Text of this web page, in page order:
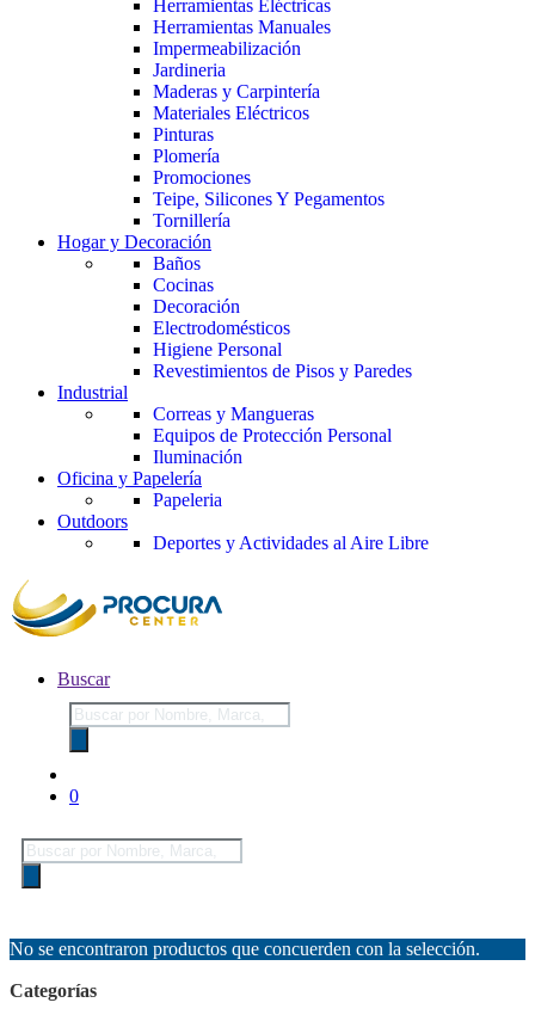
Herramientas Eléctricas
Herramientas Manuales
Impermeabilización
Jardineria
Maderas y Carpintería
Materiales Eléctricos
Pinturas
Plomería
Promociones
Teipe, Silicones Y Pegamentos
Tornillería
Hogar y Decoración
Baños
Cocinas
Decoración
Electrodomésticos
Higiene Personal
Revestimientos de Pisos y Paredes
Industrial
Correas y Mangueras
Equipos de Protección Personal
Iluminación
Oficina y Papelería
Papeleria
Outdoors
Deportes y Actividades al Aire Libre
Buscar
Búsqueda
de
productos
0
Búsqueda
de
productos
No se encontraron productos que concuerden con la selección.
Categorías